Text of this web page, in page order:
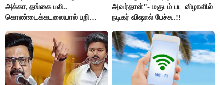
அக்கா, தங்கை பலி..
கொண்டைக்கடலையால் பறிபோன
அவர்தான்"- மகுடம் பட விழாவில்
நடிகர் விஷால் பேச்சு..!!